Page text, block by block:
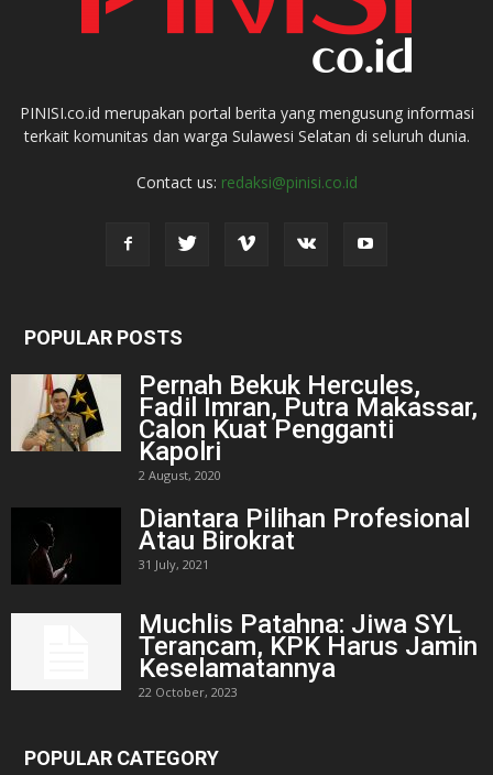
PINISI.co.id merupakan portal berita yang mengusung informasi
terkait komunitas dan warga Sulawesi Selatan di seluruh dunia.
Contact us: redaksi@pinisi.co.id
POPULAR POSTS
Pernah Bekuk Hercules,
Fadil Imran, Putra Makassar,
Calon Kuat Pengganti
Kapolri
2 August, 2020
Diantara Pilihan Profesional
Atau Birokrat
31 July, 2021
Muchlis Patahna: Jiwa SYL
Terancam, KPK Harus Jamin
Keselamatannya
22 October, 2023
POPULAR CATEGORY